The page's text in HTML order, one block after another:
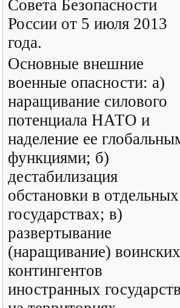
Совета Безопасности
России от 5 июля 2013
года.
Основные внешние
военные опасности: а)
наращивание силового
потенциала НАТО и
наделение ее
функциями; б)
дестабилизация
обстановки в отдельных
государствах; в)
развертывание
(наращивание) воинских
контингентов
иностранных государств